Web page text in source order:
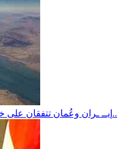
إيــ ـران وعُمان تتفقان على خطة لتنظيم الملاحة في مضيق هرمز..